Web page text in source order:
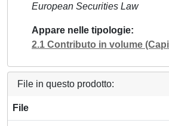
European Securities Law
Appare nelle tipologie
2.1 Contributo in volume
File in questo prodotto:
File